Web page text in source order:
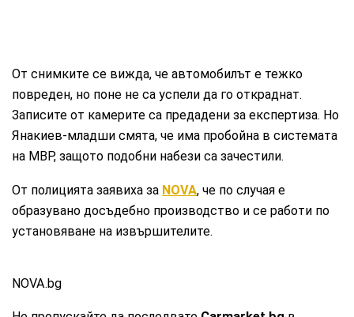
От снимките се вижда, че автомобилът е тежко
повреден, но поне не са успели да го откраднат.
Записите от камерите са предадени за експертиза. Но
Янакиев-младши смята, че има пробойна в системата
на МВР, защото подобни набези са зачестили.
От полицията заявиха за NOVA, че по случая е
образувано досъдебно производство и се работи по
установяване на извършителите.
NOVA.bg